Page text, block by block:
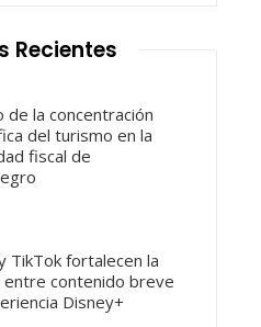
Recientes
de la concentración
del turismo en la
fiscal de
TikTok fortalecen la
entre contenido breve
Disney+